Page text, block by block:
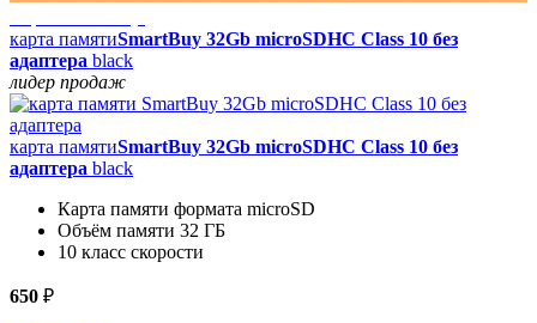
карта памятиSmartBuy 32Gb microSDHC Class 10 без
адаптера black
лидер продаж
карта памятиSmartBuy 32Gb microSDHC Class 10 без
адаптера black
Карта памяти формата microSD
Объём памяти 32 ГБ
10 класс скорости
650 ₽